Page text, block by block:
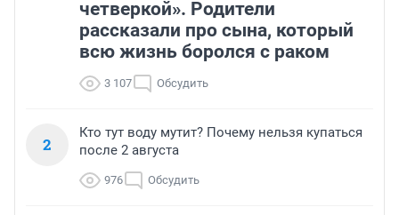
четверкой». Родители
рассказали про сына, который
всю жизнь боролся с раком
3 107 Обсудить
2
Кто тут воду мутит? Почему нельзя купаться
после 2 августа
976 Обсудить